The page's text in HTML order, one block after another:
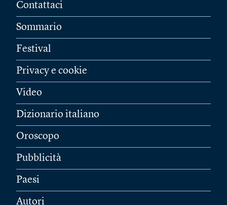
Contattaci
Sommario
Festival
Privacy e cookie
Video
Dizionario italiano
Oroscopo
Pubblicità
Paesi
Autori